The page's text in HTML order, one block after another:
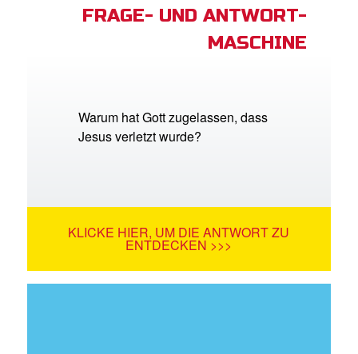
FRAGE- UND ANTWORT-
MASCHINE
Warum hat Gott zugelassen, dass
Jesus verletzt wurde?
KLICKE HIER, UM DIE ANTWORT ZU
ENTDECKEN >>>